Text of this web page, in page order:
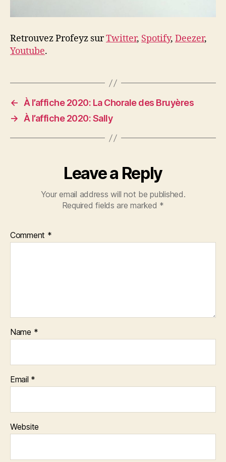
Retrouvez Profeyz surTwitter, Spotify, Deezer,
Youtube.
←
À l’affiche 2020: La Chorale des Bruyères
→
À l’affiche 2020: Sally
Leave a Reply
Your email address will not be published.
Required fields are marked *
Comment *
Name *
Email *
Website